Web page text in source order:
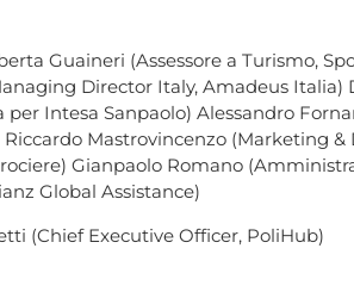
Guaineri (Assessore a Turismo,
Director Italy, Amadeus
Intesa Sanpaolo) Alessandro
Mastrovincenzo (Marketing
Gianpaolo Romano
Global Assistance)
(Chief Executive Officer, PoliHub)